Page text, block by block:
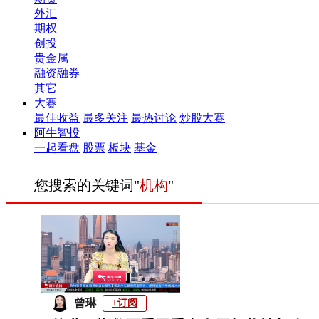
外汇
期权
创投
贵金属
融资融券
其它
大赛
最佳收益 最多关注 最热讨论 炒股大赛
阿牛智投
一起看盘 股票 板块 基金
您搜索的关键词"机构"
曾琳 +订阅